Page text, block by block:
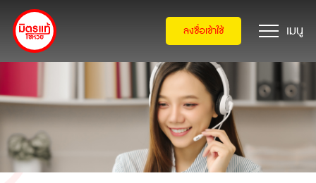
ลงชื่อเข้าใช้